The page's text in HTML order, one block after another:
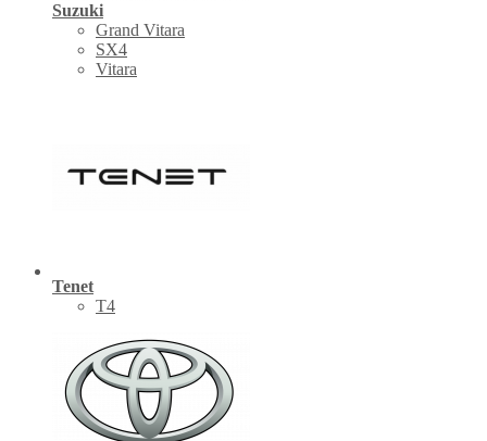
Suzuki
Grand Vitara
SX4
Vitara
Tenet
Т4